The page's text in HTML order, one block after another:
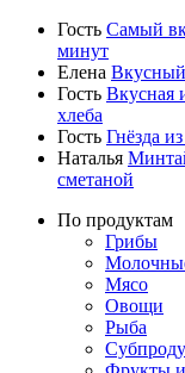
Гость Самый
минут
Елена
Гость Вкусная
хлеба
Гость Гнёзда
Наталья
сметаной
По продуктам
Грибы
Мясо
Овощи
Рыба